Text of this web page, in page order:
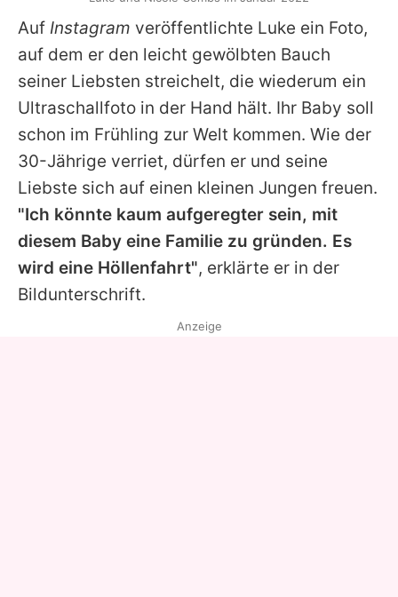
Auf Instagram veröffentlichte Luke ein Foto,
auf dem er den leicht gewölbten Bauch
seiner Liebsten streichelt, die wiederum ein
Ultraschallfoto in der Hand hält. Ihr Baby soll
schon im Frühling zur Welt kommen. Wie der
30-Jährige verriet, dürfen er und seine
Liebste sich auf einen kleinen Jungen freuen.
"Ich könnte kaum aufgeregter sein, mit
diesem Baby eine Familie zu gründen. Es
wird eine Höllenfahrt", erklärte er in der
Bildunterschrift.
Anzeige